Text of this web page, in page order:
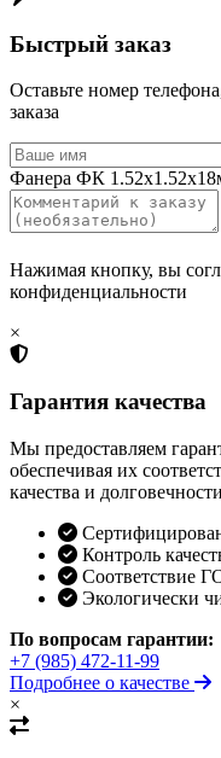
Быстрый заказ
Оставьте номер
заказа
Фанера ФК
Нажимая кнопку, вы
конфиденциальности
×
Гарантия качества
Мы предоставляем
обеспечивая их
качества и
Контроль
Соответствие
Экологически
По вопросам гарантии:
+7 (985) 472-11-99
Подробнее о качестве
×